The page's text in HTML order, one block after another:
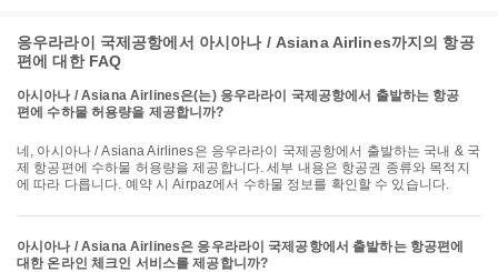
응우라라이 국제공항에서 아시아나 / Asiana Airlines까지의 항공
편에 대한 FAQ
아시아나 / Asiana Airlines은(는) 응우라라이 국제공항에서 출발하는 항공
편에 수하물 허용량을 제공합니까?
네, 아시아나 / Asiana Airlines은 응우라라이 국제공항에서 출발하는 국내 & 국
제 항공편에 수하물 허용량을 제공합니다. 세부 내용은 항공권 종류와 목적지
에 따라 다릅니다. 예약 시 Airpaz에서 수하물 정보를 확인할 수 있습니다.
아시아나 / Asiana Airlines은 응우라라이 국제공항에서 출발하는 항공편에
대한 온라인 체크인 서비스를 제공합니까?